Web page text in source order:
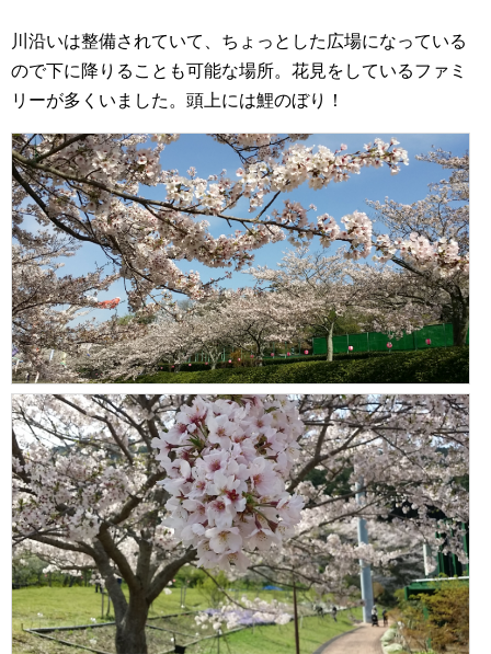
川沿いは整備されていて、ちょっとした広場になっている
ので下に降りることも可能な場所。花見をしているファミ
リーが多くいました。頭上には鯉のぼり！